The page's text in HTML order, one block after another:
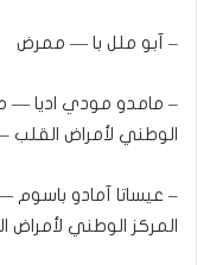
– آبو ملل با — ممرض
– مامدو مودي اديا —
الوطني لأمراض القلب
– عيساتا آمادو
المركز الوطني لأمراض